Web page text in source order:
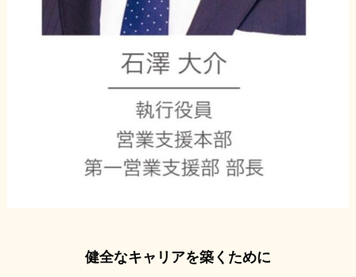
健全なキャリアを築くために